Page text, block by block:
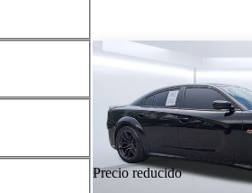
Precio reducido